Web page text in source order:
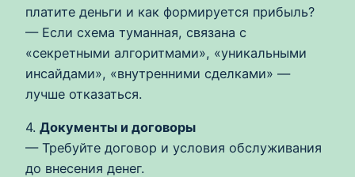
платите деньги и как формируется прибыль?
— Если схема туманная, связана с
«секретными алгоритмами», «уникальными
инсайдами», «внутренними сделками» —
лучше отказаться.
4. Документы и договоры
— Требуйте договор и условия обслуживания
до внесения денег.